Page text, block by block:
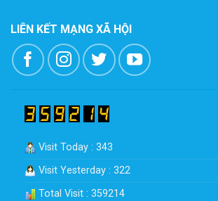
LIÊN KẾT MẠNG XÃ HỘI
Visit Today : 343
Visit Yesterday : 322
Total Visit : 359214